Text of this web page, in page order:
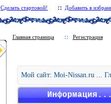
Сделать стартовой! Добавить в
Главная страница Регистрация
Мой сайт: Moi-Nissan.ru ...